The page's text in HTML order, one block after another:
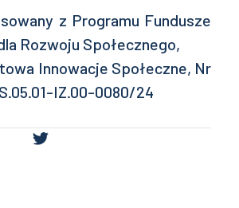
z Programu Fundusze
Rozwoju Społecznego,
Innowacje Społeczne, Nr
IZ.00-0080/24